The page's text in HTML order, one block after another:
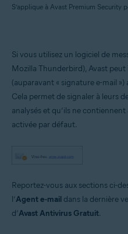
Produits:
Avast Premium Security 23.x pour
Systèmes d'exploitation:
Microsoft Windows 10 Famille/
Microsoft Windows 7 Édition
avec mise à jour cumulative de
Si vous utilisez un logiciel de
Mozilla Thunderbird), Avast
(auparavant « signature e-mail
Cela permet de signaler à leurs
analysés et qu’ils ne
activée par défaut.
Reportez-vous aux sections ci-
l’Agent e-mail dans la dernière
d’Avast Antivirus Gratuit.